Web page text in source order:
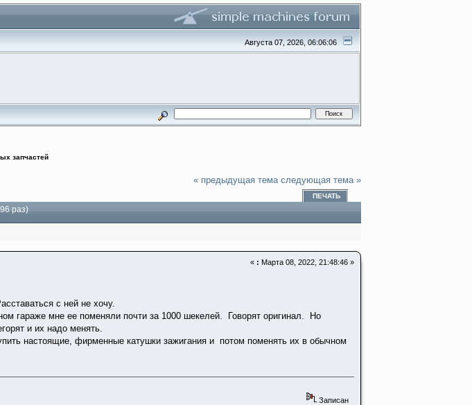
Августа 07, 2026, 06:06:06
запчастей
« предыдущая тема следующая тема »
ПЕЧАТЬ
раз)
« : Марта 08, 2022, 21:48:46 »
с ней не хочу.
гараже мне ее поменяли почти за 1000 шекелей. Говорят оригинал. Но
и их надо менять.
настоящие, фирменные катушки зажигания и потом поменять их в обычном
Записан